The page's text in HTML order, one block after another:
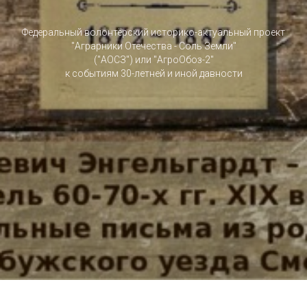
Федеральный волонтёрский историко-актуальный проект
"Аграрники Отечества - Соль Земли"
("АОСЗ") или "АгроОбоз-2"
к событиям 30-летней и иной давности